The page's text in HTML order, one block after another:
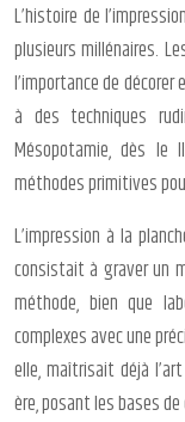
L’histoire de
plusieurs millénaires.
l’importance de
à des techniques
Mésopotamie, dès le
méthodes primitives
L’impression à la
consistait à graver un
méthode, bien que
complexes avec une
elle, maîtrisait déjà
ère, posant les bases